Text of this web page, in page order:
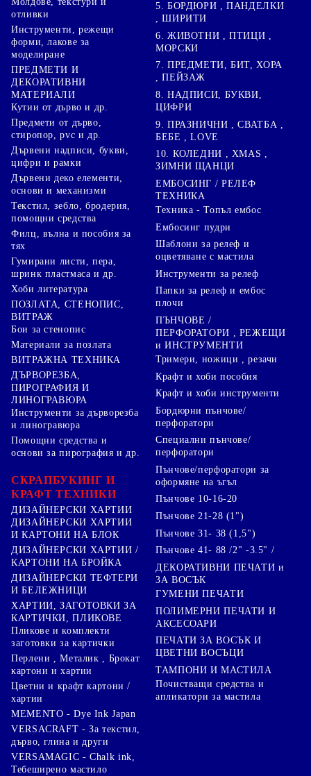
отливки
Инструменти, режещи
форми, лакове за
моделиране
ПРЕДМЕТИ И
ДЕКОРАТИВНИ
МАТЕРИАЛИ
Кутии от дърво и др.
Предмети от дърво,
стиропор, pvc и др.
Дървени надписи, букви,
цифри и рамки
Дървени деко елементи,
основи и механизми
Текстил, зебло, бродерия,
помощни средства
Филц, вълна и пособия за
тях
Гумирани листи, пера,
шринк пластмаса и др.
Хоби литература
ПОЗЛАТА, СТЕНОПИС,
ВИТРАЖ
Бои за стенопис
Материали за позлата
ВИТРАЖНА ТЕХНИКА
ДЪРВОРЕЗБА,
ПИРОГРАФИЯ И
ЛИНОГРАВЮРА
Инструменти за дърворезба
и линогравюра
Помощни средства и
основи за пирография и др.
СКРАПБУКИНГ И
КРАФТ ТЕХНИКИ
ДИЗАЙНЕРСКИ ХАРТИИ
ДИЗАЙНЕРСКИ ХАРТИИ
И КАРТОНИ НА БЛОК
ДИЗАЙНЕРСКИ ХАРТИИ /
КАРТОНИ НА БРОЙКА
ДИЗАЙНЕРСКИ ТЕФТЕРИ
И БЕЛЕЖНИЦИ
ХАРТИИ, ЗАГОТОВКИ ЗА
КАРТИЧКИ, ПЛИКОВЕ
Пликове и комплекти
заготовки за картички
Перлени , Металик , Брокат
картони и хартии
Цветни и крафт картони /
хартии
5. БОРДЮРИ , ПАНДЕЛКИ
, ШИРИТИ
6. ЖИВОТНИ , ПТИЦИ ,
МОРСКИ
7. ПРЕДМЕТИ, БИТ, ХОРА
, ПЕЙЗАЖ
8. НАДПИСИ, БУКВИ,
ЦИФРИ
9. ПРАЗНИЧНИ , СВАТБА ,
БЕБЕ , LOVE
10. КОЛЕДНИ , XMAS ,
ЗИМНИ ЩАНЦИ
ЕМБОСИНГ / РЕЛЕФ
ТЕХНИКА
Техника - Топъл ембос
Ембосинг пудри
Шаблони за релеф и
оцветяване с мастила
Инструменти за релеф
Папки за релеф и ембос
плочи
ПЪНЧОВЕ /
ПЕРФОРАТОРИ , РЕЖЕЩИ
и ИНСТРУМЕНТИ
Тримери, ножици , резачи
Крафт и хоби пособия
Крафт и хоби инструменти
Бордюрни пънчове/
перфоратори
Специални пънчове/
перфоратори
Пънчове/перфоратори за
оформяне на ъгъл
Пънчове 10-16-20
Пънчове 21-28 (1")
Пънчове 31- 38 (1,5")
Пънчове 41- 88 /2" -3.5" /
ДЕКОРАТИВНИ ПЕЧАТИ и
ЗА ВОСЪК
ГУМЕНИ ПЕЧАТИ
ПОЛИМЕРНИ ПЕЧАТИ И
АКСЕСОАРИ
ПЕЧАТИ ЗА ВОСЪК И
ЦВЕТНИ ВОСЪЦИ
ТАМПОНИ И МАСТИЛА
Почистващи средства и
апликатори за мастила
MEMENTO - Dye Ink Japan
VERSACRAFT - За текстил,
дърво, глина и други
VERSAMAGIC - Chalk ink,
Тебеширено мастило